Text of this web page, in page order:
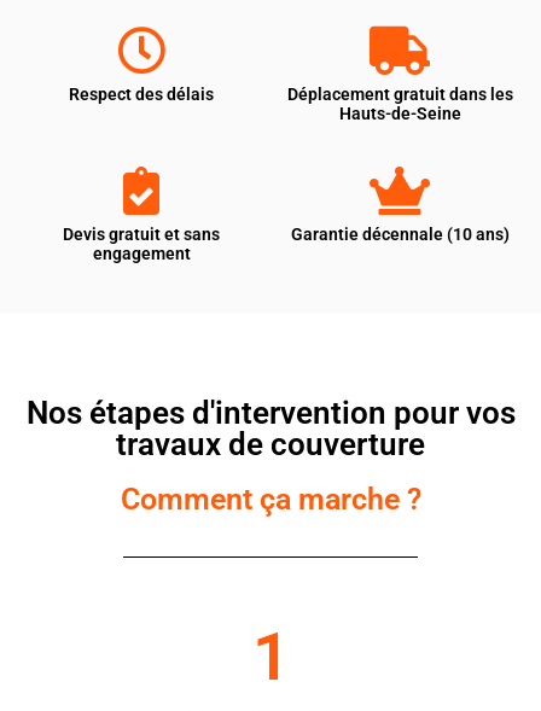
Respect des délais
Déplacement gratuit dans les
Hauts-de-Seine
Devis gratuit et sans
engagement
Garantie décennale (10 ans)
Nos étapes d'intervention pour vos
travaux de couverture
Comment ça marche ?
1